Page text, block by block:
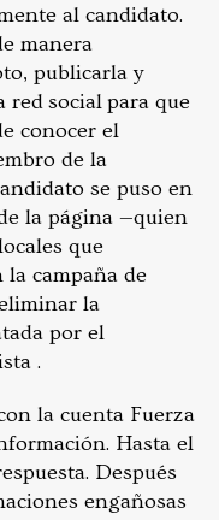
al candidato.
manera
publicarla y
social para que
conocer el
de la
se puso en
la página —quien
que
campaña de
la
por el
.
la cuenta Fuerza
Hasta el
Después
engañosas